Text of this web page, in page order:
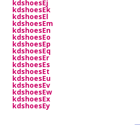
kdshoesEj
kdshoesEk
kdshoesEl
kdshoesEm
kdshoesEn
kdshoesEo
kdshoesEp
kdshoesEq
kdshoesEr
kdshoesEs
kdshoesEt
kdshoesEu
kdshoesEv
kdshoesEw
kdshoesEx
kdshoesEy